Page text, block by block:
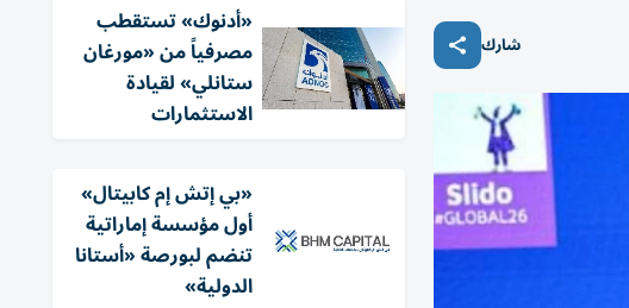
شارك
«أدنوك» تستقطب
مصرفياً من «مورغان
ستانلي» لقيادة
الاستثمارات
«بي إتش إم كابيتال»
أول مؤسسة إماراتية
تنضم لبورصة «أستانا
الدولية»